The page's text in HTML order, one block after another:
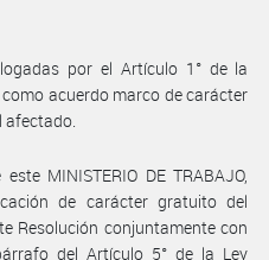
por el Artículo 1° de la
acuerdo marco de carácter
afectado.
MINISTERIO DE TRABAJO,
de carácter gratuito del
Resolución conjuntamente con
del Artículo 5° de la Ley